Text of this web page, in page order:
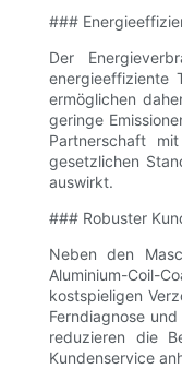
###
Der
energieeffiziente
ermöglichen
geringe
Partnerschaft
gesetzlichen
auswirkt.
### Robuster
Neben den
Aluminium-Coil-
kostspieligen
Ferndiagnose
reduzieren die
Kundenservice